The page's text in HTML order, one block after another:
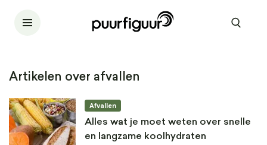
Artikelen over afvallen
Afvallen
Alles wat je moet weten over snelle
en langzame koolhydraten